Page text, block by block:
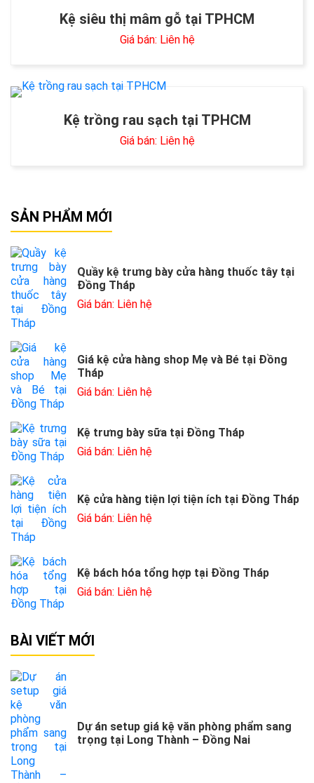
Kệ siêu thị mâm gỗ tại TPHCM
Giá bán: Liên hệ
Kệ trồng rau sạch tại TPHCM
Giá bán: Liên hệ
SẢN PHẨM MỚI
Quầy kệ trưng bày cửa hàng thuốc tây tại
Đồng Tháp
Giá bán: Liên hệ
Giá kệ cửa hàng shop Mẹ và Bé tại Đồng
Tháp
Giá bán: Liên hệ
Kệ trưng bày sữa tại Đồng Tháp
Giá bán: Liên hệ
Kệ cửa hàng tiện lợi tiện ích tại Đồng Tháp
Giá bán: Liên hệ
Kệ bách hóa tổng hợp tại Đồng Tháp
Giá bán: Liên hệ
BÀI VIẾT MỚI
Dự án setup giá kệ văn phòng phẩm sang
trọng tại Long Thành – Đồng Nai